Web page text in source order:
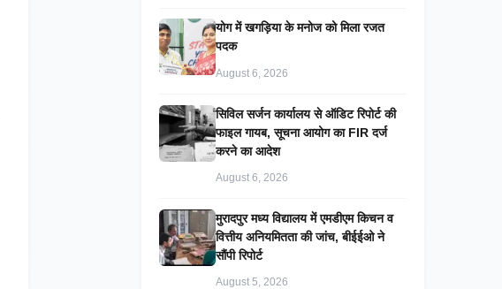
​योग में खगड़िया के मनोज को मिला रजत
पदक
August 6, 2026
सिविल सर्जन कार्यालय से ऑडिट रिपोर्ट की
फाइल गायब, सूचना आयोग का FIR दर्ज
करने का आदेश
August 6, 2026
मुरादपुर मध्य विद्यालय में एमडीएम किचन व
वित्तीय अनियमितता की जांच, बीईईओ ने
सौंपी रिपोर्ट
August 5, 2026